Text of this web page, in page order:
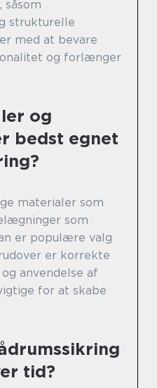
såsom
strukturelle
med at bevare
og forlænger
og
bedst egnet
materialer som
som
er populære valg
er korrekte
anvendelse af
for at skabe
tid?